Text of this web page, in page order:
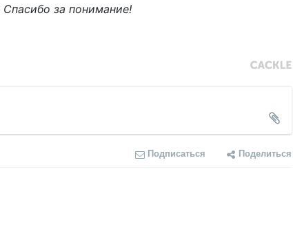
Спасибо за понимание!
Подписаться Поделиться